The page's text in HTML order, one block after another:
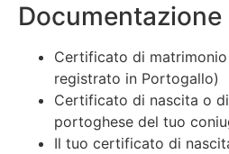
Certificato di
registrato in Portogallo)
Certificato di nascita o
portoghese del tuo
Il tuo certificato di